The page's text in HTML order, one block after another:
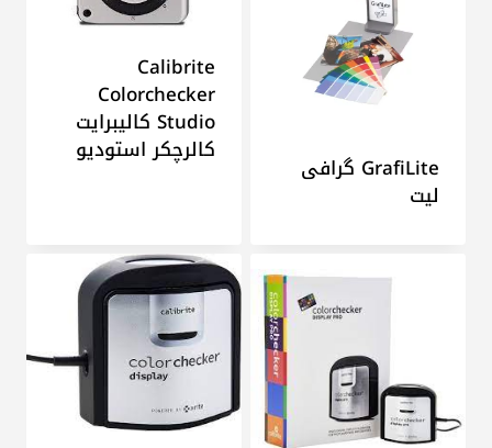
GrafiLite گرافی
لیت
Calibrite
Colorchecker
Studio کالیبرایت
کالرچکر استودیو